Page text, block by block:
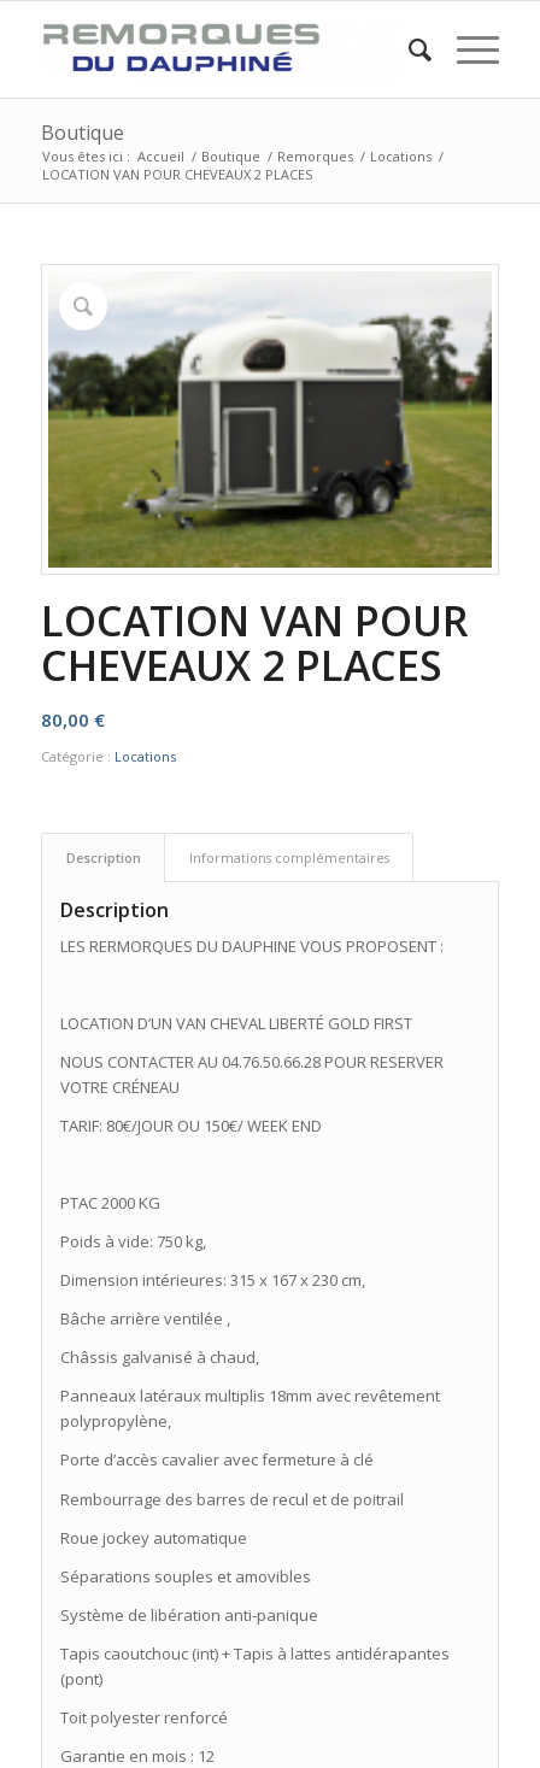
Boutique
Vous êtes ici : Accueil / Boutique / Remorques / Locations /
LOCATION VAN POUR CHEVEAUX 2 PLACES
LOCATION VAN POUR
CHEVEAUX 2 PLACES
80,00 €
Catégorie : Locations
Description Informations complémentaires
Description
LES RERMORQUES DU DAUPHINE VOUS PROPOSENT :
LOCATION D’UN VAN CHEVAL LIBERTÉ GOLD FIRST
NOUS CONTACTER AU 04.76.50.66.28 POUR RESERVER
VOTRE CRÉNEAU
TARIF: 80€/JOUR OU 150€/ WEEK END
PTAC 2000 KG
Poids à vide: 750 kg,
Dimension intérieures: 315 x 167 x 230 cm,
Bâche arrière ventilée ,
Châssis galvanisé à chaud,
Panneaux latéraux multiplis 18mm avec revêtement
polypropylène,
Porte d’accès cavalier avec fermeture à clé
Rembourrage des barres de recul et de poitrail
Roue jockey automatique
Séparations souples et amovibles
Système de libération anti-panique
Tapis caoutchouc (int) + Tapis à lattes antidérapantes
(pont)
Toit polyester renforcé
Garantie en mois : 12